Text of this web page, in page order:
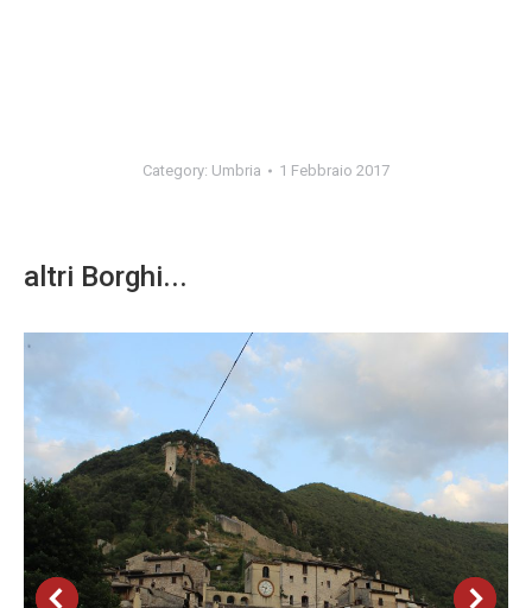
Category: Umbria 1 Febbraio 2017
altri Borghi...